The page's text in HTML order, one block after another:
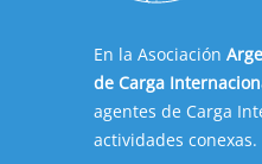
En la Asociación
de Carga
agentes de Carga
actividades conexas.